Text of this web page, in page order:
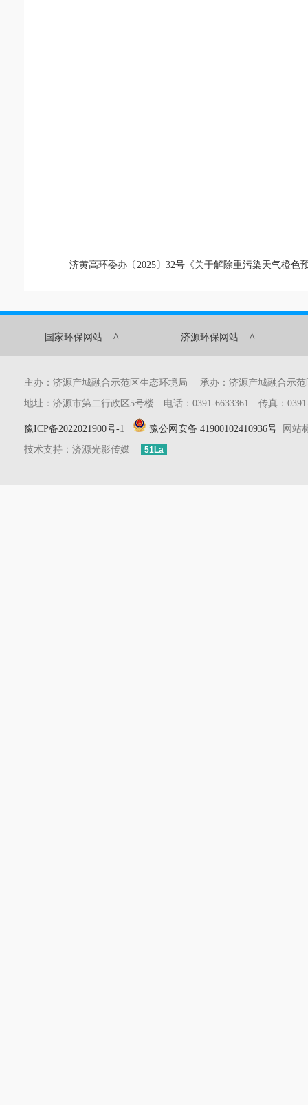
济黄高环委办〔2025〕32号《关于解除重污染天气橙色
国家环保网站 ^ 济源环保网站 ^
主办：济源产城融合示范区生态环境局 承办：济源产城融合
地址：济源市第二行政区5号楼 电话：0391-6633361 传真：
豫ICP备2022021900号-1 豫公网安备 41900102410936号 网站
技术支持：济源光影传媒
51La